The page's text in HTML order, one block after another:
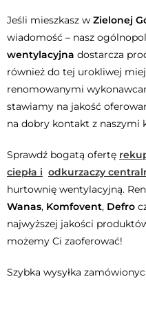
Jeśli mieszkasz w Zielonej
wiadomość – nasz
wentylacyjna dostarcza
również do tej urokliwej
renomowanymi
stawiamy na jakość
na dobry kontakt z naszymi
Sprawdź bogatą ofertę
ciepła i odkurzaczy
hurtownię wentylacyjną.
Wanas, Komfovent, Defro
najwyższej jakości
możemy Ci zaoferować!
Szybka wysyłka